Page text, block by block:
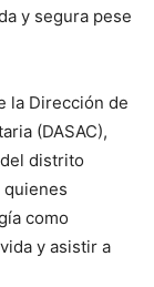
y segura pese
la Dirección de
(DASAC),
distrito
quienes
como
y asistir a